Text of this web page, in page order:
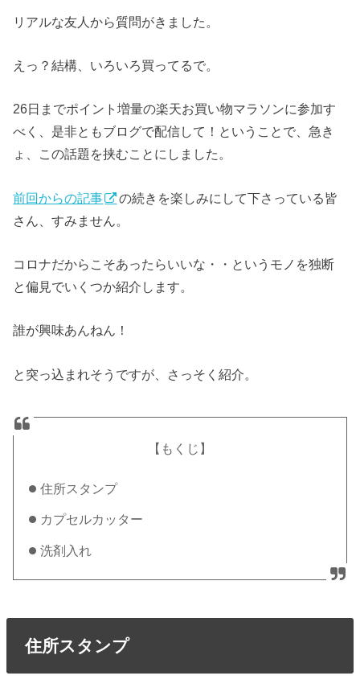
リアルな友人から質問がきました。
えっ？結構、いろいろ買ってるで。
26日までポイント増量の楽天お買い物マラソンに参加す
べく、是非ともブログで配信して！ということで、急き
ょ、この話題を挟むことにしました。
前回からの記事
の続きを楽しみにして下さっている皆
さん、すみません。
コロナだからこそあったらいいな・・というモノを独断
と偏見でいくつか紹介します。
誰が興味あんねん！
と突っ込まれそうですが、さっそく紹介。
【もくじ】
住所スタンプ
カプセルカッター
洗剤入れ
住所スタンプ